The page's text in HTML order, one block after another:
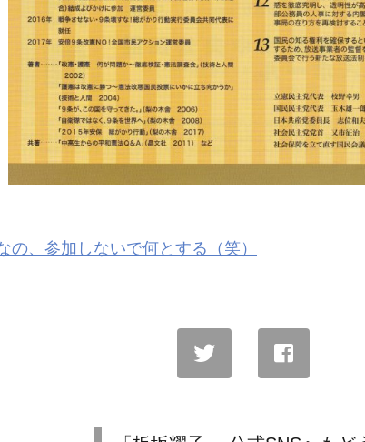
の、参加しないで何とする（笑）